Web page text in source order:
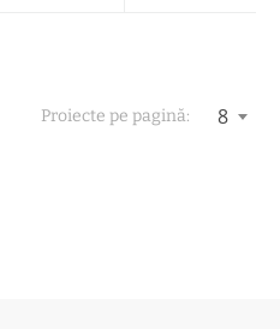
Proiecte pe pagină: 8